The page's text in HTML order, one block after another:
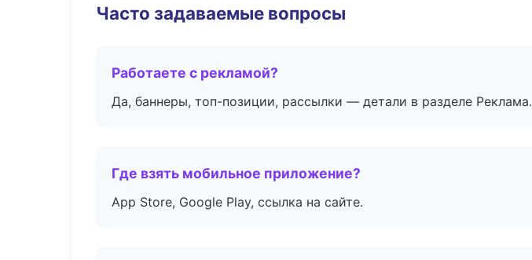
Часто задаваемые вопросы
Работаете с рекламой?
Да, баннеры, топ-позиции, рассылки — детали в разделе Реклама.
Где взять мобильное приложение?
App Store, Google Play, ссылка на сайте.